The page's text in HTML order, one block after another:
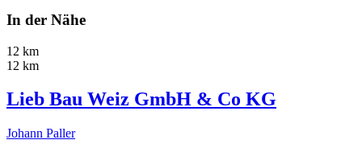
In der Nähe
12 km
12 km
Lieb Bau Weiz GmbH & Co KG
Johann Paller